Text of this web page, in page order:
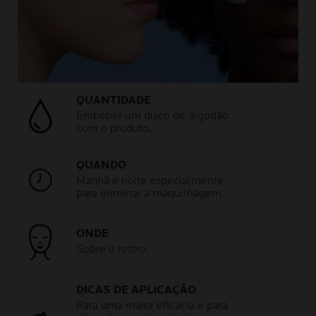
QUANTIDADE
Embeber um disco de algodão
com o produto.
QUANDO
Manhã e noite especialmente
para eliminar a maquilhagem.
ONDE
Sobre o rostro.
DICAS DE APLICAÇÃO
Para uma maior eficácia e para